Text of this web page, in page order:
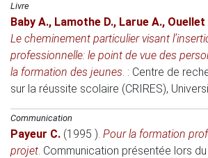
Livre
Baby A., Lamothe D., Larue A., Ouellet
Le cheminement particulier visant
professionnelle: le point de vue des
la formation des jeunes. : Centre de
sur la réussite scolaire (CRIRES),
Communication
Payeur C. (1995 ). Pour la formation
projet. Communication présentée lors du